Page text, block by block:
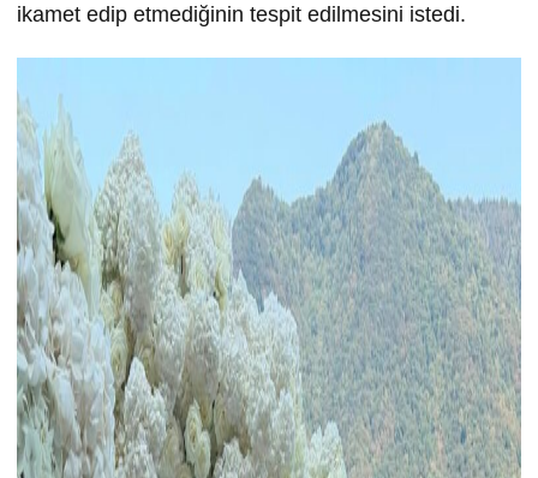
ikamet edip etmediğinin tespit edilmesini istedi.